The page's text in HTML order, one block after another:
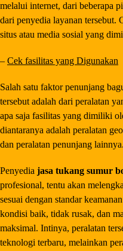
melalui internet, dari beberapa
dari penyedia layanan tersebut.
situs atau media sosial yang
– Cek fasilitas yang Digunakan
Salah satu faktor penunjang
tersebut adalah dari peralatan
apa saja fasilitas yang dimiliki
diantaranya adalah peralatan
dan peralatan penunjang lainnya.
Penyedia jasa tukang sumur
profesional, tentu akan
sesuai dengan standar
kondisi baik, tidak rusak, dan
maksimal. Intinya, peralatan
teknologi terbaru, melainkan